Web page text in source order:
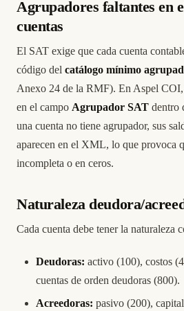
Agrupadores faltantes en
cuentas
El SAT exige que cada cuenta
código del catálogo mínimo
Anexo 24 de la RMF). En Aspel COI,
en el campo Agrupador SAT dentro
una cuenta no tiene agrupador, sus
aparecen en el XML, lo que provoca
incompleta o en ceros.
Naturaleza deudora/
Cada cuenta debe tener la naturaleza
Deudoras: activo (100), costos
cuentas de orden deudoras (800).
Acreedoras: pasivo (200),